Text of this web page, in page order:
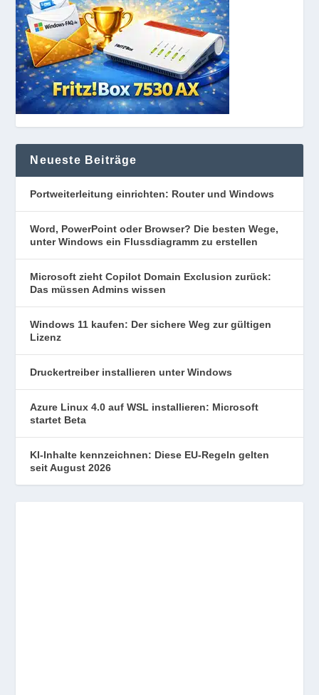
Neueste Beiträge
Portweiterleitung einrichten: Router und Windows
Word, PowerPoint oder Browser? Die besten Wege,
unter Windows ein Flussdiagramm zu erstellen
Microsoft zieht Copilot Domain Exclusion zurück:
Das müssen Admins wissen
Windows 11 kaufen: Der sichere Weg zur gültigen
Lizenz
Druckertreiber installieren unter Windows
Azure Linux 4.0 auf WSL installieren: Microsoft
startet Beta
KI-Inhalte kennzeichnen: Diese EU-Regeln gelten
seit August 2026